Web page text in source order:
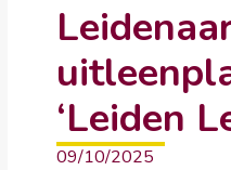
‘Leiden
09/10/2025